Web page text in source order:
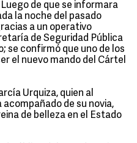
Luego de que se informara
la noche del pasado
a un operativo
de Seguridad Pública
se confirmó que uno de los
el nuevo mando del Cártel
Urquiza, quien al
de su novia,
de belleza en el Estado